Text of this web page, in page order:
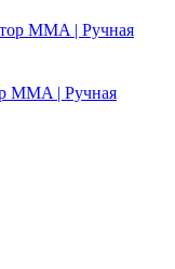
MMA | Ручная